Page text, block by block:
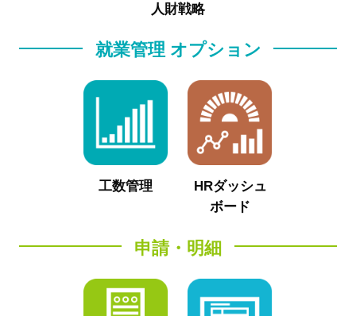
人財戦略
就業管理 オプション
工数管理
HRダッシュ
ボード
申請・明細